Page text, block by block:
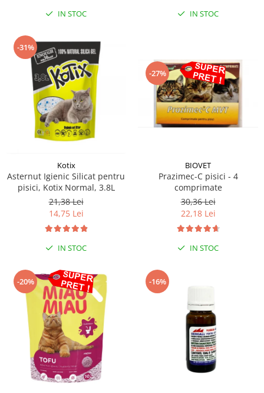
IN STOC IN STOC
-31%
Kotix
Asternut Igienic Silicat pentru
pisici, Kotix Normal, 3.8L
21,38 Lei
14,75 Lei
IN STOC
-27%
BIOVET
Prazimec-C pisici - 4
comprimate
30,36 Lei
22,18 Lei
IN STOC
-20% -16%